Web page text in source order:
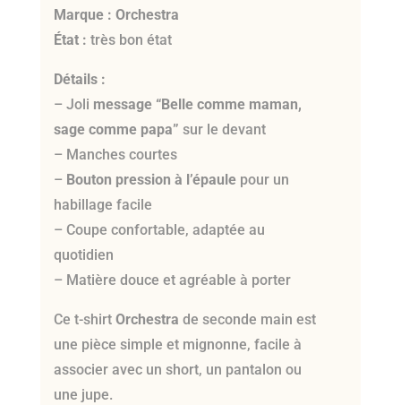
Marque : Orchestra
État : très bon état
Détails :
– Joli message “Belle comme maman,
sage comme papa” sur le devant
– Manches courtes
– Bouton pression à l’épaulepour un
habillage facile
– Coupe confortable, adaptée au
quotidien
– Matière douce et agréable à porter
Ce t-shirt Orchestra de seconde main est
une pièce simple et mignonne, facile à
associer avec un short, un pantalon ou
une jupe.